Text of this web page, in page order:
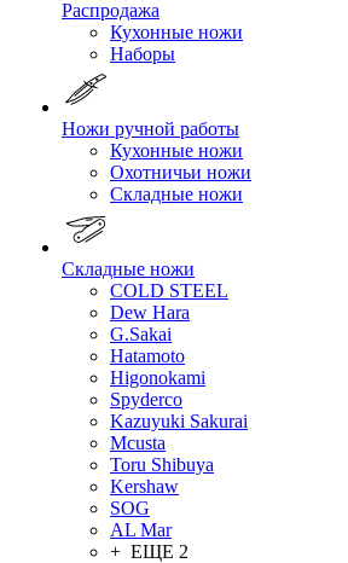
Распродажа
Кухонные ножи
Наборы
Ножи ручной работы
Кухонные ножи
Охотничьи ножи
Складные ножи
Складные ножи
COLD STEEL
Dew Hara
G.Sakai
Hatamoto
Higonokami
Spyderco
Kazuyuki Sakurai
Mcusta
Toru Shibuya
Kershaw
SOG
AL Mar
+ ЕЩЕ 2